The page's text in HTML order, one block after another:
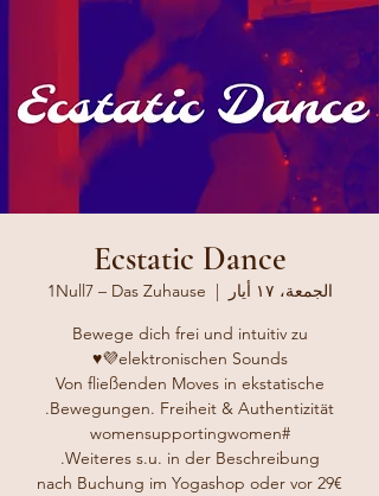
Ecstatic Dance
الجمعة، ١٧ أيار
  |
1Null7 – Das Zuhause
Bewege dich frei und intuitiv zu
Von fließenden Moves in ekstatische
29€ nach Buchung im Yogashop oder vor